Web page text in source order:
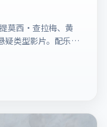
莫西·查拉梅、黄
疑类型影片。配乐与
可供检索参考，上